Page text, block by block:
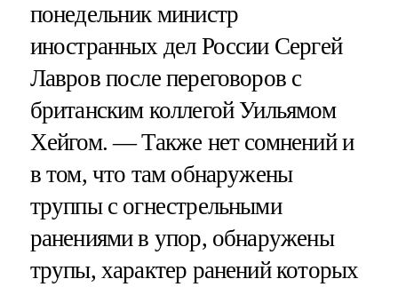
понедельник министр
иностранных дел России Сергей
Лавров после переговоров с
британским коллегой Уильямом
Хейгом. — Также нет сомнений и
в том, что там обнаружены
труппы с огнестрельными
ранениями в упор, обнаружены
трупы, характер ранений которых